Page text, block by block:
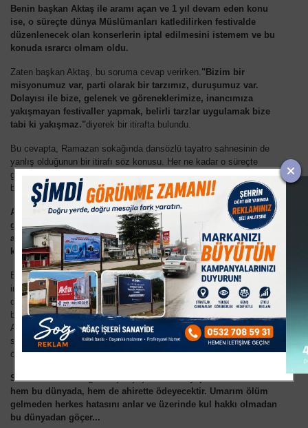
Benin başkan Aktaş ile aramı açan ve 1 yıl devam eden konu
ise, o süreçte dünya Müslümanları katledilirken festivalde
düzenlenecek olan konserlerin iptal edilmesini istemem ve bu
konuda ısrarcı olmam oldu.
Zaten başkan Aktaş, bu soruma cevap verirken."Bizim bir
misyonumuz var, parti olarak bir tarzımız, duruşumuz var.
Dolayısı ile bize, gelenek ve göreneklerimize, inancımıza
yakışmayan festivaller yapmak, belirli tarzlar uygulamak bize
tabi ki yakışmaz."diyerek bir itirafta bulundu.
Bu cevapta, Ramazan sokağında dansözlü tayatro sahnesinin de
yanlış olduğunun bir itirafı söz konusu. Her ne kadar o süreçte
gazete olarak bir tekzip yayınlasak ta, bugün geç gelen bir itiraf ile,
bizim nasıl doğru bir iş yaptığımız ortaya çıkmıştır.
Aktaş`ın bu soruda birde mesaj verdiği gazeteciler vardı. Bu
gazeteciler 2014 yılı itibariyle mesleklerine veda ettiler. En
azından veda ettiğini ifade eden bir mektup yayınladılar son
kez...
Bu gazetecilerin yaptığı eleştirileri göz önüne getirdiğimizde, bir
insanın özel hayatına nasıl halel getirildiğinin resmini çizmişlerdi bir
dönem. Mahrem konularda başkan Aktaş`ı zan altında
bırakmışlardı. Şahsımda o dönemde o gazetecilere karşı Başkan
Aktaş`ı en ateşli şekilde savunmuştum. Bugün yine olsa yine
savunurum. Bu kişinin başkan ya da milletvekili olmasının hiç bir
önemi yok.
Sözün özü insanoğlu beşer şaşar. Herkes yaptıklarının bedelini
hem bu dünyada, hem de ahirette ödeyecektir. Umarım ölüm
gelmeden herkes hatasını anlar ve üzerinde kul hakkı olmadan
bu dünyadan göçer...